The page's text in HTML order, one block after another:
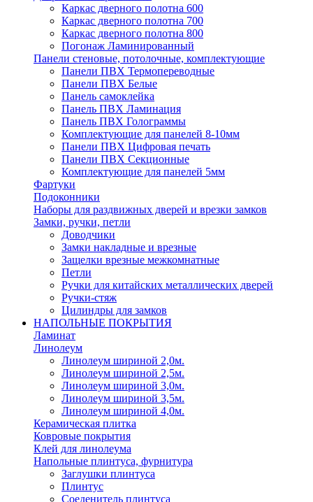
Каркас дверного полотна 600
Каркас дверного полотна 700
Каркас дверного полотна 800
Погонаж Ламинированный
Панели стеновые, потолочные, комплектующие
Панели ПВХ Термопереводные
Панели ПВХ Белые
Панель самоклейка
Панель ПВХ Ламинация
Панель ПВХ Голограммы
Комплектующие для панелей 8-10мм
Панели ПВХ Цифровая печать
Панели ПВХ Секционные
Комплектующие для панелей 5мм
Фартуки
Подоконники
Наборы для раздвижных дверей и врезки замков
Замки, ручки, петли
Доводчики
Замки накладные и врезные
Защелки врезные межкомнатные
Петли
Ручки для китайских металлических дверей
Ручки-стяж
Цилиндры для замков
НАПОЛЬНЫЕ ПОКРЫТИЯ
Ламинат
Линолеум
Линолеум шириной 2,0м.
Линолеум шириной 2,5м.
Линолеум шириной 3,0м.
Линолеум шириной 3,5м.
Линолеум шириной 4,0м.
Керамическая плитка
Ковровые покрытия
Клей для линолеума
Напольные плинтуса, фурнитура
Заглушки плинтуса
Плинтус
Соеденитель плинтуса